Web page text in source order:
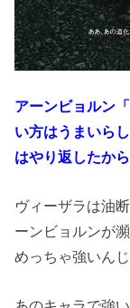
アーンビョルン
い方はうまいら
はやり返したから
ヴィーザラは油
ーンビョルンが
めっちゃ強いん